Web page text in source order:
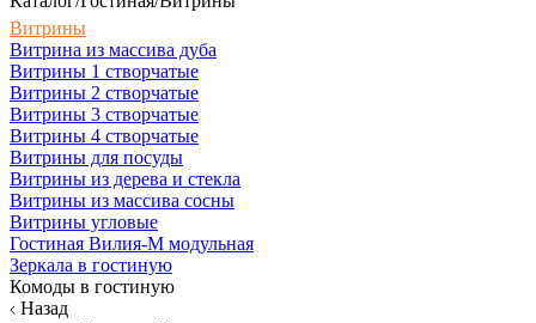
Витрины
Витрина из массива дуба
Витрины 1 створчатые
Витрины 2 створчатые
Витрины 3 створчатые
Витрины 4 створчатые
Витрины для посуды
Витрины из дерева и стекла
Витрины из массива сосны
Витрины угловые
Гостиная Вилия-М модульная
Зеркала в гостиную
Комоды в гостиную
Назад